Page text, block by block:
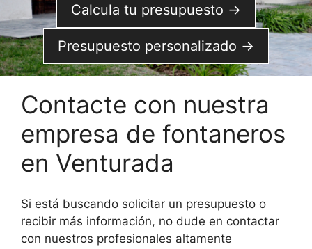
Calcula tu presupuesto →
Presupuesto personalizado →
Contacte con nuestra
empresa de fontaneros
en Venturada
Si está buscando solicitar un presupuesto o
recibir más información, no dude en contactar
con nuestros profesionales altamente